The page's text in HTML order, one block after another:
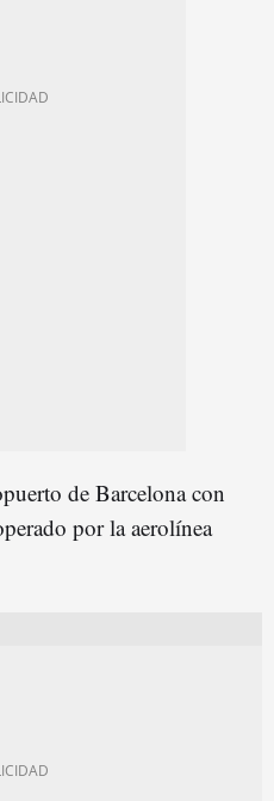
de Barcelona con
por la aerolínea